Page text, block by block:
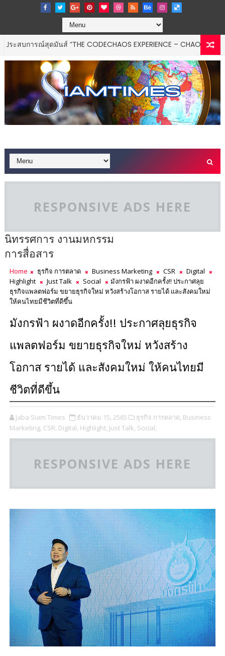
CODECHAOS EXPERIENCE – CHAOS FEELS GOOD”
RESPONSIVE ADS HERE
นิทรรศการ งานมหกรรม
การสื่อสาร
Home ธุรกิจ การตลาด Business Marketing CSR
Digital
Highlight
Just Talk Social
มังกรฟ้า ผงาดอีกครั้ง!! ประกาศลุย
ธุรกิจแพลตฟอร์ม ขยายธุรกิจใหม่ หวังสร้างโอกาส รายได้ และสังคมใหม่
ให้คนไทยมีชีวิตที่ดีขึ้น
มังกรฟ้า ผงาดอีกครั้ง!! ประกาศลุยธุรกิจ
แพลตฟอร์ม ขยายธุรกิจใหม่ หวังสร้าง
โอกาส รายได้ และสังคมใหม่ ให้คนไทยมี
ชีวิตที่ดีขึ้น
Jaba Siam Times ธันวาคม 15, 2565 ธุรกิจ การตลาด, Business
Marketing, CSR, Digital, Highlight, Just Talk, Social,
RESPONSIVE ADS HERE